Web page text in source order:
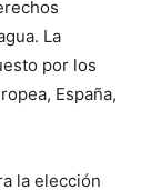
La
por los
España,
la elección